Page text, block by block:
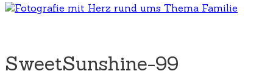
SweetSunshine-99